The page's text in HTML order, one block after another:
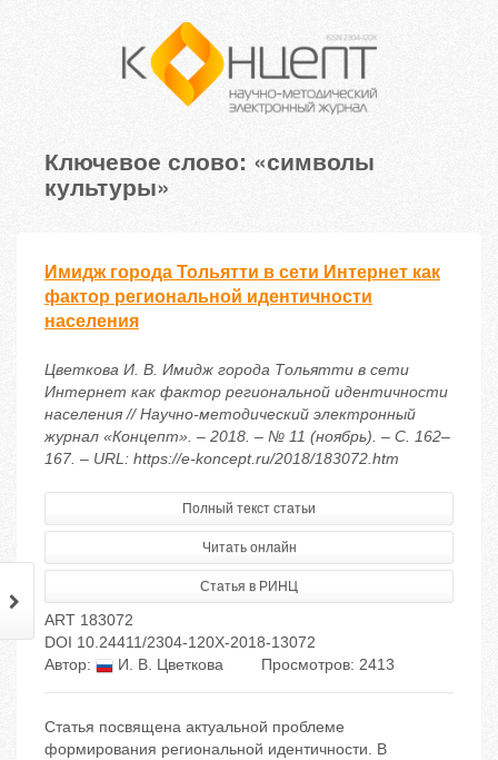
Ключевое слово: «символы
культуры»
Имидж города Тольятти в сети Интернет как
фактор региональной идентичности
населения
Цветкова И. В. Имидж города Тольятти в сети
Интернет как фактор региональной идентичности
населения // Научно-методический электронный
журнал «Концепт». – 2018. – № 11 (ноябрь). – С. 162–
167. – URL: https://e-koncept.ru/2018/183072.htm
Полный текст статьи
Читать онлайн
Статья в РИНЦ
ART 183072
DOI 10.24411/2304-120X-2018-13072
Автор:
И. В. Цветкова Просмотров: 2413
Статья посвящена актуальной проблеме
формирования региональной идентичности. В